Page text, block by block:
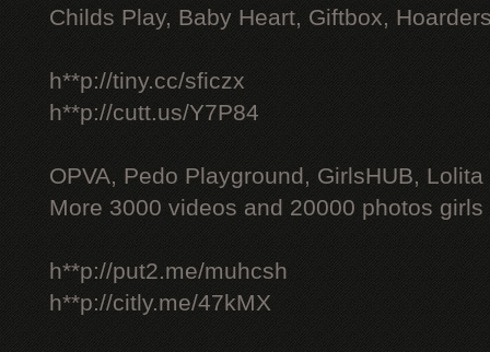
Childs Play, Baby Heart, Giftbox,
h**p://tiny.cc/sficzx
h**p://cutt.us/Y7P84
OPVA, Pedo Playground, GirlsHUB, Lolita
More 3000 videos and 20000 photos
h**p://put2.me/muhcsh
h**p://citly.me/47kMX